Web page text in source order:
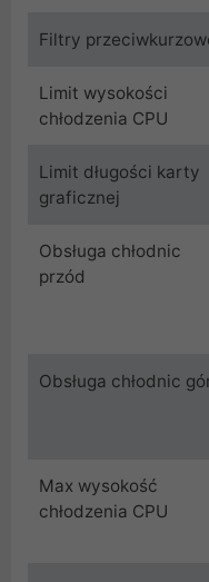
Filtry
Limit wysokości
chłodzenia CPU
Limit długości karty
graficznej
Obsługa chłodnic
przód
Obsługa chłodnic
Max wysokość
chłodzenia CPU